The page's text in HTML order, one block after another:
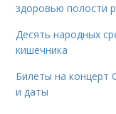
здоровью полости
Десять народных
кишечника
Билеты на концерт
и даты